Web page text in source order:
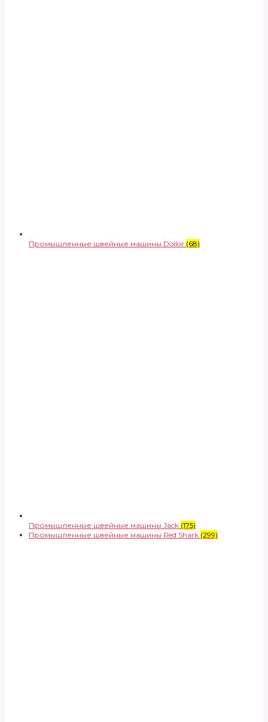
Промышленные швейные машины Dollor (68)
Промышленные швейные машины Jack (175)
Промышленные швейные машины Red Shark (299)